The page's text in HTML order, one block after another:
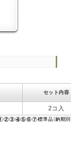
セット内容
2コ入